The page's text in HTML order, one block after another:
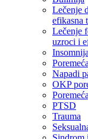
Lečenje
efikasna
Lečenje
uzroci i
Insomnija
Napadi
OKP
PTSD
Trauma